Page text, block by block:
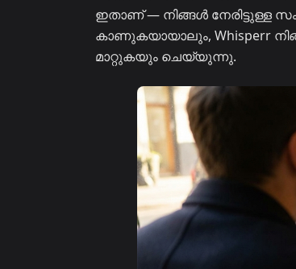
ഇതാണ് — നിങ്ങൾ നേരിട്ടുള്ള
കാണുകയായാലും, Whisperr
മാറ്റുകയും ചെയ്യുന്നു.